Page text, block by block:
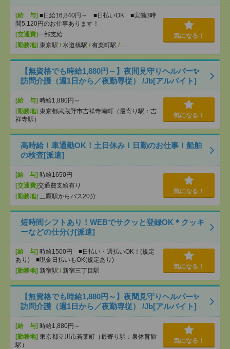
[給 与] ■日給16,840円～ ■日払いOK ■実働3時
間5,120円のお仕事あります！
[交通費]一部支給
[勤務地] 東京駅 / 水道橋駅 / 有楽町駅 /
気になる！
【無資格でも時給1,880円～】夜間見守りヘルパー✨
訪問介護（週1日から／夜勤専従） /Jb[アルバイト]
[給 与] 時給1,880円～
[勤務地] 東京都武蔵野市吉祥寺南町（最寄り駅：吉
祥寺駅）
気になる！
高時給！車通勤OK！土日休み！日勤のお仕事！船舶
の検査[派遣]
[給 与] 時給1650円
[交通費]交通費支給有り
[勤務地] 三鷹駅からバス20分
気になる！
短時間シフトあり！WEBでサクッと登録OK＊クッキ
ーなどの仕分け[派遣]
[給 与] 時給1500円 ■日払い・週払いOK！(規定
あり) ■現金日払いもOK(規定あり)
[勤務地] 新宿駅 / 新宿三丁目駅
気になる！
【無資格でも時給1,880円～】夜間見守りヘルパー✨
訪問介護（週1日から／夜勤専従） /Jb[アルバイト]
[給 与] 時給1,880円～
[勤務地] 東京都立川市若葉町（最寄り駅：泉体育館
駅）
気になる！